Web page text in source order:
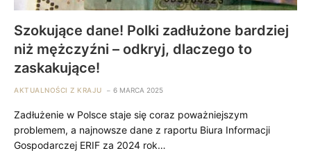
Szokujące dane! Polki zadłużone bardziej
niż mężczyźni – odkryj, dlaczego to
zaskakujące!
AKTUALNOŚCI Z KRAJU 6 MARCA 2025
Zadłużenie w Polsce staje się coraz poważniejszym
problemem, a najnowsze dane z raportu Biura Informacji
Gospodarczej ERIF za 2024 rok…